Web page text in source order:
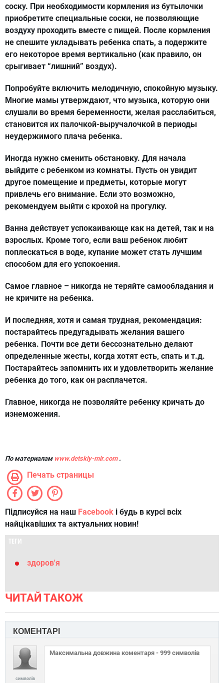
соску. При необходимости кормления из бутылочки
приобретите специальные соски, не позволяющие
воздуху проходить вместе с пищей. После кормления
не спешите укладывать ребенка спать, а подержите
его некоторое время вертикально (как правило, он
срыгивает “лишний” воздух).
Попробуйте включить мелодичную, спокойную музыку.
Многие мамы утверждают, что музыка, которую они
слушали во время беременности, желая расслабиться,
становится их палочкой-выручалочкой в периоды
неудержимого плача ребенка.
Иногда нужно сменить обстановку. Для начала
выйдите с ребенком из комнаты. Пусть он увидит
другое помещение и предметы, которые могут
привлечь его внимание. Если это возможно,
рекомендуем выйти с крохой на прогулку.
Ванна действует успокаивающе как на детей, так и на
взрослых. Кроме того, если ваш ребенок любит
поплескаться в воде, купание может стать лучшим
способом для его успокоения.
Самое главное – никогда не теряйте самообладания и
не кричите на ребенка.
И последняя, хотя и самая трудная, рекомендация:
постарайтесь предугадывать желания вашего
ребенка. Почти все дети бессознательно делают
определенные жесты, когда хотят есть, спать и т.д.
Постарайтесь запомнить их и удовлетворить желание
ребенка до того, как он расплачется.
Главное, никогда не позволяйте ребенку кричать до
изнеможения.
По материалам www.detskiy-mir.com.
Печать страницы
Підписуйся на наш Facebook і будь в курсі всіх
найцікавіших та актуальних новин!
ТЕГИ
здоров'я
ЧИТАЙ ТАКОЖ
КОМЕНТАРІ
символів